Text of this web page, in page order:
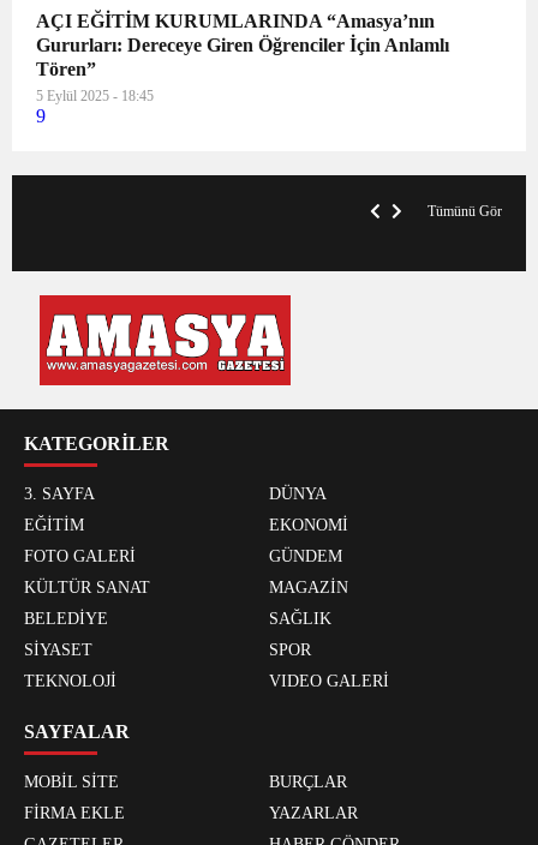
AÇI EĞİTİM KURUMLARINDA “Amasya’nın
Gururları: Dereceye Giren Öğrenciler İçin Anlamlı
Tören”
5 Eylül 2025 - 18:45
9
Tümünü Gör
KATEGORİLER
3. SAYFA
DÜNYA
EĞİTİM
EKONOMİ
FOTO GALERİ
GÜNDEM
KÜLTÜR SANAT
MAGAZİN
BELEDİYE
SAĞLIK
SİYASET
SPOR
TEKNOLOJİ
VIDEO GALERİ
SAYFALAR
MOBİL SİTE
BURÇLAR
FİRMA EKLE
YAZARLAR